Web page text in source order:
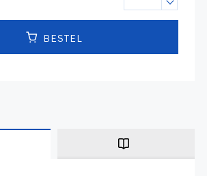
BESTEL